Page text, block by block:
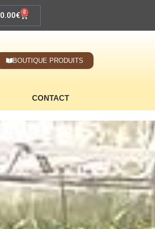
0.00€ 0
BOUTIQUE PRODUITS
CONTACT